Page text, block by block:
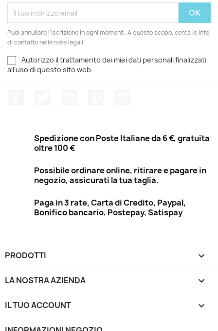
Puoi annullare l'iscrizione in ogni momenti. A questo scopo, cerca le info
di contatto nelle note legali.
Autorizzo il trattamento dei miei dati personali finalizzati
all'uso di questo sito web.
Spedizione con Poste Italiane da 6 €, gratuita
oltre 100 €
Possibile ordinare online, ritirare e pagare in
negozio, assicurati la tua taglia.
Paga in 3 rate, Carta di Credito, Paypal,
Bonifico bancario, Postepay, Satispay
PRODOTTI 
LA NOSTRA AZIENDA 
IL TUO ACCOUNT 